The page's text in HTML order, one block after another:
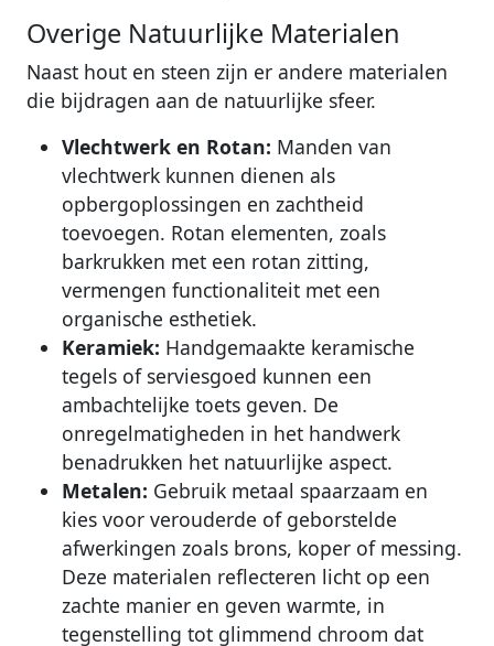
Overige Natuurlijke Materialen
Naast hout en steen zijn er andere materialen
die bijdragen aan de natuurlijke sfeer.
Vlechtwerk en Rotan: Manden van
vlechtwerk kunnen dienen als
opbergoplossingen en zachtheid
toevoegen. Rotan elementen, zoals
barkrukken met een rotan zitting,
vermengen functionaliteit met een
organische esthetiek.
Keramiek: Handgemaakte keramische
tegels of serviesgoed kunnen een
ambachtelijke toets geven. De
onregelmatigheden in het handwerk
benadrukken het natuurlijke aspect.
Metalen: Gebruik metaal spaarzaam en
kies voor verouderde of geborstelde
afwerkingen zoals brons, koper of messing.
Deze materialen reflecteren licht op een
zachte manier en geven warmte, in
tegenstelling tot glimmend chroom dat